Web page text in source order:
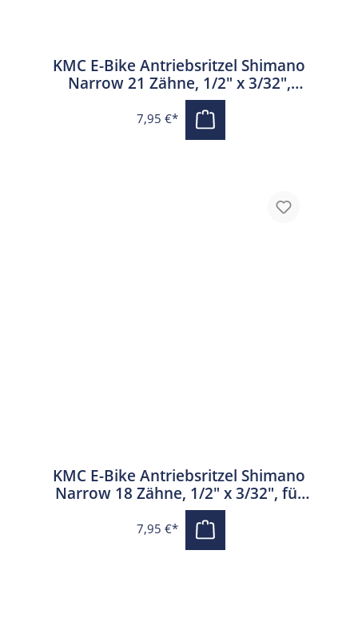
KMC E-Bike Antriebsritzel Shimano
Narrow 21 Zähne, 1/2" x 3/32",
Shimano, schwarz
7,95 €*
KMC E-Bike Antriebsritzel Shimano
Narrow 18 Zähne, 1/2" x 3/32", für
Shimano, schwarz
7,95 €*